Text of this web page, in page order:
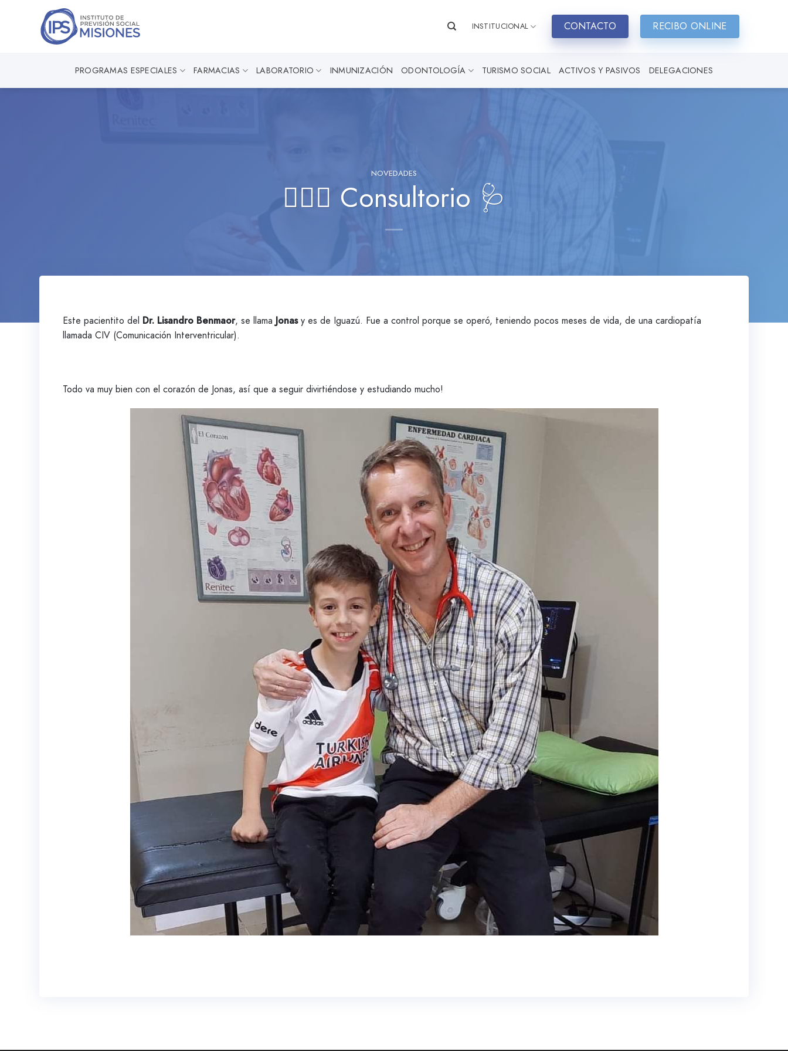
INSTITUCIONAL CONTACTO RECIBO ONLINE
PROGRAMAS ESPECIALES FARMACIAS LABORATORIO INMUNIZACIÓN ODONTOLOGÍA TURISMO SOCIAL ACTIVOS Y PASIVOS DELEGACIONES
NOVEDADES
👨🏼‍⚕️ Consultorio 🩺
Este pacientito del Dr. Lisandro Benmaor, se llama Jonasy es de Iguazú. Fue a control porque se operó, teniendo pocos meses de vida, de una cardiopatía
llamada CIV (Comunicación Interventricular).
Todo va muy bien con el corazón de Jonas, así que a seguir divirtiéndose y estudiando mucho!